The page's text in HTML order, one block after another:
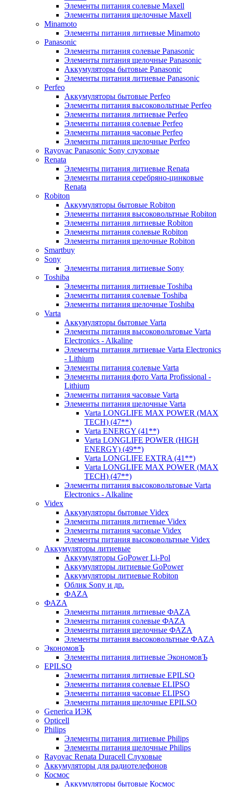
Элементы питания солевые Maxell
Элементы питания щелочные Maxell
Minamoto
Элементы питания литиевые Minamoto
Panasonic
Элементы питания солевые Panasonic
Элементы питания щелочные Panasonic
Аккумуляторы бытовые Panasonic
Элементы питания литиевые Panasonic
Perfeo
Аккумуляторы бытовые Perfeo
Элементы питания высоковольтные Perfeo
Элементы питания литиевые Perfeo
Элементы питания солевые Perfeo
Элементы питания часовые Perfeo
Элементы питания щелочные Perfeo
Rayovac Panasonic Sony слуховые
Renata
Элементы питания литиевые Renata
Элементы питания серебряно-цинковые
Renata
Robiton
Аккумуляторы бытовые Robiton
Элементы питания высоковольтные Robiton
Элементы питания литиевые Robiton
Элементы питания солевые Robiton
Элементы питания щелочные Robiton
Smartbuy
Sony
Элементы питания литиевые Sony
Toshiba
Элементы питания литиевые Toshiba
Элементы питания солевые Toshiba
Элементы питания щелочные Toshiba
Varta
Аккумуляторы бытовые Varta
Элементы питания высоковольтовые Varta
Electronics - Alkaline
Элементы питания литиевые Varta Electronics
- Lithium
Элементы питания солевые Varta
Элементы питания фото Varta Profissional -
Lithium
Элементы питания часовые Varta
Элементы питания щелочные Varta
Varta LONGLIFE MAX POWER (MAX
TECH) (47**)
Varta ENERGY (41**)
Varta LONGLIFE POWER (HIGH
ENERGY) (49**)
Varta LONGLIFE EXTRA (41**)
Varta LONGLIFE MAX POWER (MAX
TECH) (47**)
Элементы питания высоковольтовые Varta
Electronics - Alkaline
Videx
Аккумуляторы бытовые Videx
Элементы питания литиевые Videx
Элементы питания часовые Videx
Элементы питания высоковольтные Videx
Аккумуляторы литиевые
Аккумуляторы GoPower Li-Pol
Аккумуляторы литиевые GoPower
Аккумуляторы литиевые Robiton
Облик Sony и др.
ФAZA
ФАZA
Элементы питания литиевые ФАZА
Элементы питания солевые ФАZА
Элементы питания щелочные ФАZА
Элементы питания высоковольтные ФAZA
ЭкономовЪ
Элементы питания литиевые ЭкономовЪ
EPILSO
Элементы питания литиевые EPILSO
Элементы питания солевые ELIPSO
Элементы питания часовые ELIPSO
Элементы питания щелочные EPILSO
Generica ИЭК
Opticell
Philips
Элементы питания литиевые Philips
Элементы питания щелочные Philips
Rayovac Renata Duracell Слуховые
Аккумуляторы для радиотелефонов
Космос
Аккумуляторы бытовые Космос